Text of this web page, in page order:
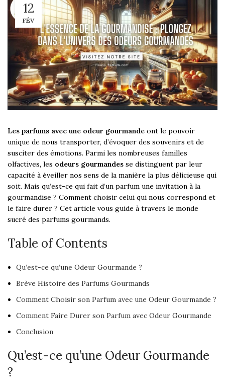
12
FÉV
Les parfums avec une odeur gourmande ont le pouvoir
unique de nous transporter, d’évoquer des souvenirs et de
susciter des émotions. Parmi les nombreuses familles
olfactives, les odeurs gourmandes se distinguent par leur
capacité à éveiller nos sens de la manière la plus délicieuse qui
soit. Mais qu’est-ce qui fait d’un parfum une invitation à la
gourmandise ? Comment choisir celui qui nous correspond et
le faire durer ? Cet article vous guide à travers le monde
sucré des parfums gourmands.
Table of Contents
Qu’est-ce qu’une Odeur Gourmande ?
Brève Histoire des Parfums Gourmands
Comment Choisir son Parfum avec une Odeur Gourmande ?
Comment Faire Durer son Parfum avec Odeur Gourmande
Conclusion
Qu’est-ce qu’une Odeur Gourmande
?